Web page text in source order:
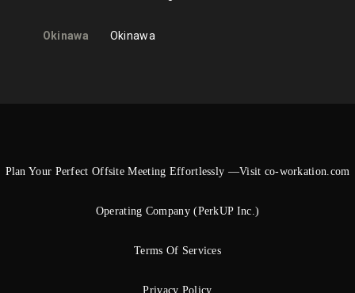
Okinawa Okinawa
Plan Your Perfect Offsite Meeting Effortlessly —Visit co-workation.com
Operating Company (PerkUP Inc.)
Terms Of Services
Privacy Policy